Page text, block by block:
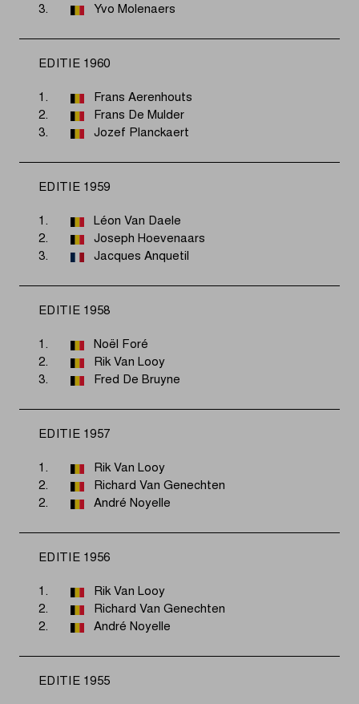
3.
Yvo Molenaers
EDITIE 1960
1.
Frans Aerenhouts
2.
Frans De Mulder
3.
Jozef Planckaert
EDITIE 1959
1.
Léon Van Daele
2.
Joseph Hoevenaars
3.
Jacques Anquetil
EDITIE 1958
1.
Noël Foré
2.
Rik Van Looy
3.
Fred De Bruyne
EDITIE 1957
1.
Rik Van Looy
2.
Richard Van Genechten
2.
André Noyelle
EDITIE 1956
1.
Rik Van Looy
2.
Richard Van Genechten
2.
André Noyelle
EDITIE 1955